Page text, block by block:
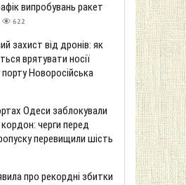
випробувань ракет
622
захист від дронів: як
врятувати носії
порту Новоросійська
Одеси заблокували
черги перед
перевищили шість
про рекордні збитки